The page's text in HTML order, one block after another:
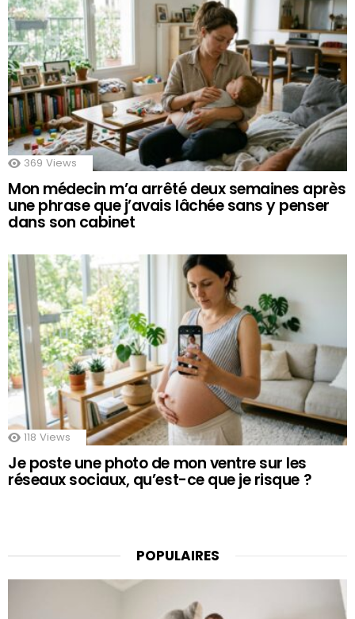
369 Views
Mon médecin m’a arrêté deux semaines après
une phrase que j’avais lâchée sans y penser
dans son cabinet
118 Views
Je poste une photo de mon ventre sur les
réseaux sociaux, qu’est-ce que je risque ?
POPULAIRES